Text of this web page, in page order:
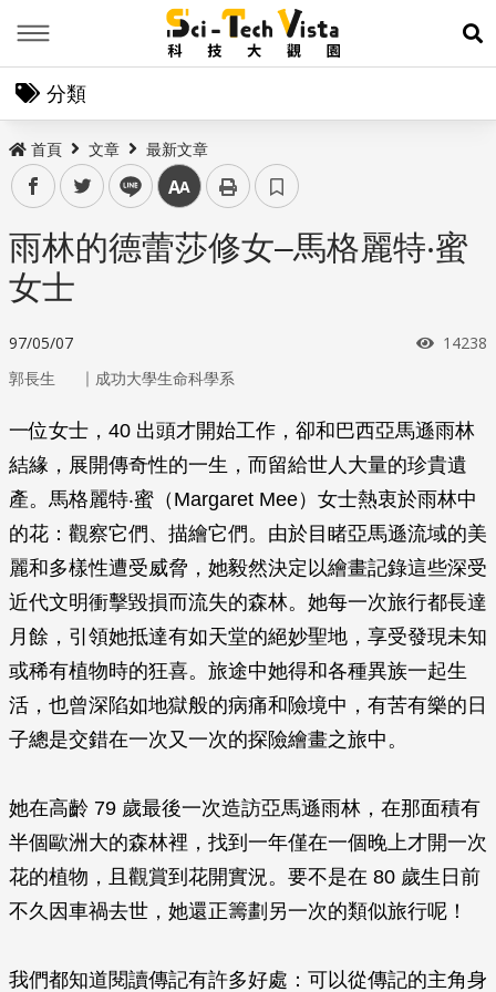
展
分類
首頁 文章 最新文章
facebooktwitter line 中
雨林的德蕾莎修女–馬格麗特‧蜜
女士
97/05/07 瀏覽次
14238
郭長生 ｜ 成功大學生命科學系
一位女士，40 出頭才開始工作，卻和巴西亞馬遜雨林
結緣，展開傳奇性的一生，而留給世人大量的珍貴遺
產。馬格麗特‧蜜（Margaret Mee）女士熱衷於雨林中
的花：觀察它們、描繪它們。由於目睹亞馬遜流域的美
麗和多樣性遭受威脅，她毅然決定以繪畫記錄這些深受
近代文明衝擊毀損而流失的森林。她每一次旅行都長達
月餘，引領她抵達有如天堂的絕妙聖地，享受發現未知
或稀有植物時的狂喜。旅途中她得和各種異族一起生
活，也曾深陷如地獄般的病痛和險境中，有苦有樂的日
子總是交錯在一次又一次的探險繪畫之旅中。
她在高齡 79 歲最後一次造訪亞馬遜雨林，在那面積有
半個歐洲大的森林裡，找到一年僅在一個晚上才開一次
花的植物，且觀賞到花開實況。要不是在 80 歲生日前
不久因車禍去世，她還正籌劃另一次的類似旅行呢！
我們都知道閱讀傳記有許多好處：可以從傳記的主角身